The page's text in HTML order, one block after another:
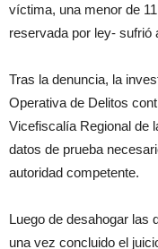
víctima, una menor de
reservada por ley- sufrió
Tras la denuncia, la
Operativa de Delitos
Vicefiscalía Regional de
datos de prueba
autoridad competente.
Luego de desahogar las
una vez concluido el